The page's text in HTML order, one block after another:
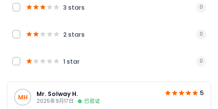
3 stars 0
2 stars 0
1 star 0
MH Mr. Solway H.
2025年9月17日 已验证
5